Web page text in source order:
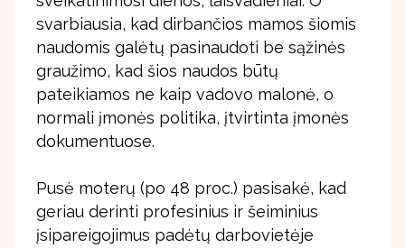
svarbiausia, kad dirbančios mamos šiomis
naudomis galėtų pasinaudoti be sąžinės
graužimo, kad šios naudos būtų
pateikiamos ne kaip vadovo malonė, o
normali įmonės politika, įtvirtinta įmonės
dokumentuose.
Pusė moterų (po 48 proc.) pasisakė, kad
geriau derinti profesinius ir šeiminius
įsipareigojimus padėtų darbovietėje